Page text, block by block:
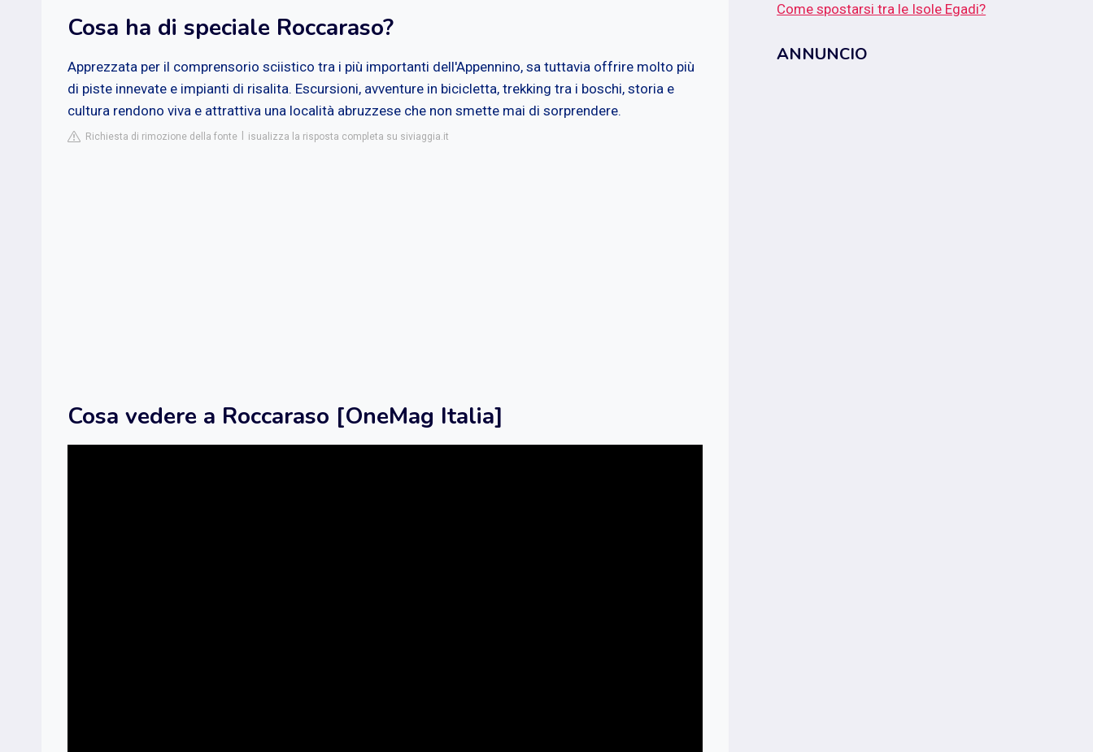
Cosa ha di speciale Roccaraso?
Apprezzata per il comprensorio sciistico tra i più importanti dell'Appennino, sa tuttavia offrire molto più
di piste innevate e impianti di risalita. Escursioni, avventure in bicicletta, trekking tra i boschi, storia e
cultura rendono viva e attrattiva una località abruzzese che non smette mai di sorprendere.
Richiesta di rimozione della fonte isualizza la risposta completa su siviaggia.it
Cosa vedere a Roccaraso [OneMag Italia]
Come spostarsi tra le Isole Egadi?
ANNUNCIO